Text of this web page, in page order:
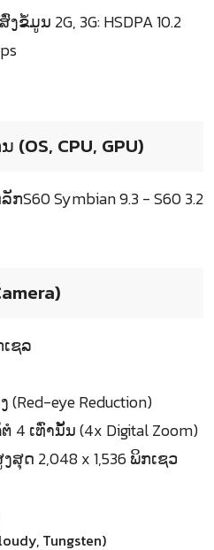
ມູນ 2G, 3G: HSDPA 10.2
CPU, GPU)
Symbian 9.3 - S60 3.2
ຊລ
eye Reduction)
ເທົ່ານັ້ນ (4x Digital Zoom)
ດ 2,048 x 1,536 ພິກເຊວ
Tungsten)